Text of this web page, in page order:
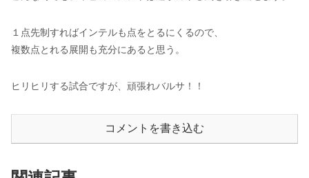
１点先制すればインテルも点をとるにくるので、
複数点とれる展開も充分にあると思う。
ヒリヒリする試合ですが、頑張れバルサ！！
コメントを書き込む